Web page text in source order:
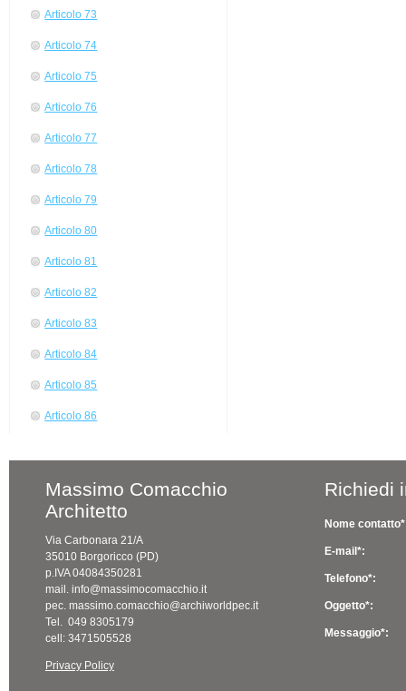
Articolo 73
Articolo 74
Articolo 75
Articolo 76
Articolo 77
Articolo 78
Articolo 79
Articolo 80
Articolo 81
Articolo 82
Articolo 83
Articolo 84
Articolo 85
Articolo 86
Massimo Comacchio
Architetto
Via Carbonara 21/A
35010 Borgoricco (PD)
p.IVA 04084350281
mail. info@massimocomacchio.it
pec. massimo.comacchio@archiworldpec.it
Tel. 049 8305179
cell: 3471505528
Privacy Policy
Richiedi
Nome
E-mail*:
Telefono*:
Oggetto*:
Messaggio*: